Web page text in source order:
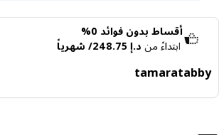
أقساط بدون فوائد 0%
ابتداءً مند.إ 248.75/ شهرياً
tamara